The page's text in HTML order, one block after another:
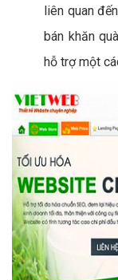
liên quan
bán khăn
hỗ trợ một